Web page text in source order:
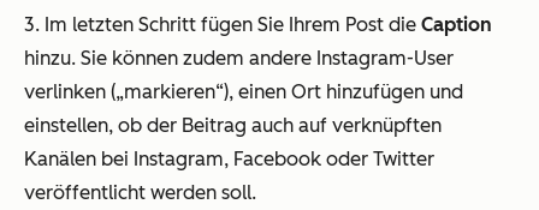
3. Im letzten Schritt fügen Sie Ihrem Post die Caption
hinzu. Sie können zudem andere Instagram-User
verlinken („markieren“), einen Ort hinzufügen und
einstellen, ob der Beitrag auch auf verknüpften
Kanälen bei Instagram, Facebook oder Twitter
veröffentlicht werden soll.